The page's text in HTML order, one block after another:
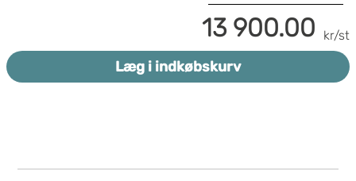
har været i brug, noget som sparer strøm og giver en
ekstra sikkerhed. Dispenseren kan bruges til både
standard og armeret klæberuller.
13 900.00 kr/st
Læg i indkøbskurv